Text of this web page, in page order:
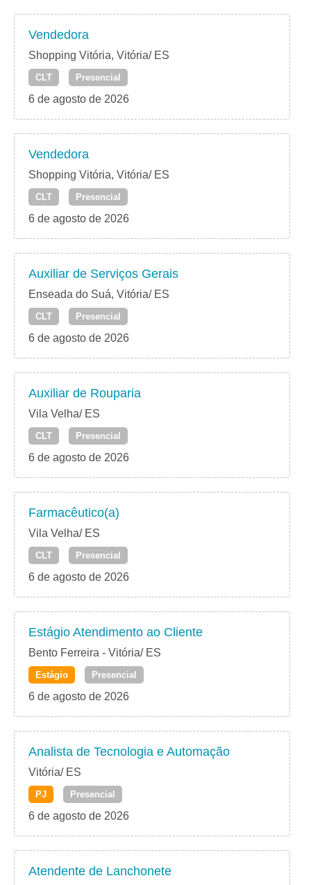
Vendedora
Shopping Vitória, Vitória/ ES
CLT Presencial
6 de agosto de 2026
Vendedora
Shopping Vitória, Vitória/ ES
CLT Presencial
6 de agosto de 2026
Auxiliar de Serviços Gerais
Enseada do Suá, Vitória/ ES
CLT Presencial
6 de agosto de 2026
Auxiliar de Rouparia
Vila Velha/ ES
CLT Presencial
6 de agosto de 2026
Farmacêutico(a)
Vila Velha/ ES
CLT Presencial
6 de agosto de 2026
Estágio Atendimento ao Cliente
Bento Ferreira - Vitória/ ES
Estágio Presencial
6 de agosto de 2026
Analista de Tecnologia e Automação
Vitória/ ES
PJ Presencial
6 de agosto de 2026
Atendente de Lanchonete